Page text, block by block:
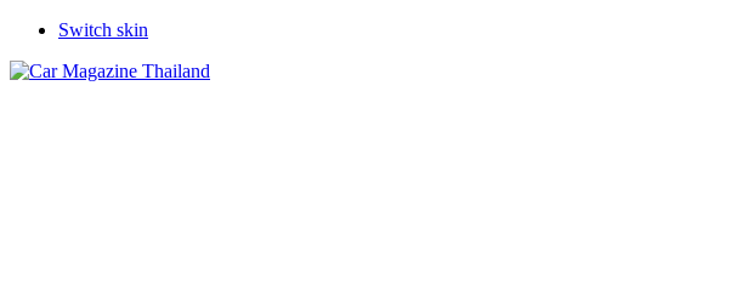
Switch skin